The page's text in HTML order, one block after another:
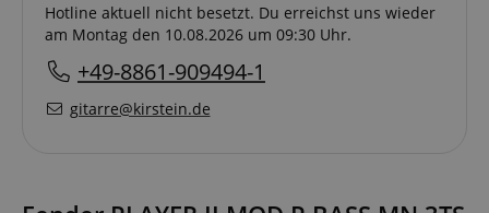
Hotline aktuell nicht besetzt. Du erreichst uns wieder
am Montag den 10.08.2026 um 09:30 Uhr.
+49-8861-909494-1
gitarre@kirstein.de